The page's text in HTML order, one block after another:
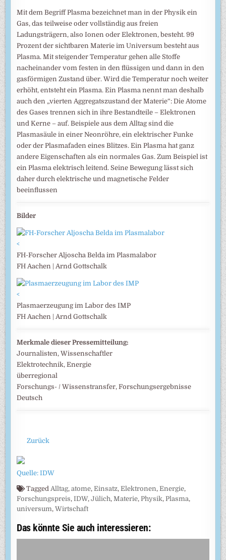
Mit dem Begriff Plasma bezeichnet man in der Physik ein
Gas, das teilweise oder vollständig aus freien
Ladungsträgern, also Ionen oder Elektronen, besteht. 99
Prozent der sichtbaren Materie im Universum besteht aus
Plasma. Mit steigender Temperatur gehen alle Stoffe
nacheinander vom festen in den flüssigen und dann in den
gasförmigen Zustand über. Wird die Temperatur noch weiter
erhöht, entsteht ein Plasma. Ein Plasma nennt man deshalb
auch den „vierten Aggregatszustand der Materie“: Die Atome
des Gases trennen sich in ihre Bestandteile – Elektronen
und Kerne – auf. Beispiele aus dem Alltag sind die
Plasmasäule in einer Neonröhre, ein elektrischer Funke
oder der Plasmafaden eines Blitzes. Ein Plasma hat ganz
andere Eigenschaften als ein normales Gas. Zum Beispiel ist
ein Plasma elektrisch leitend. Seine Bewegung lässt sich
daher durch elektrische und magnetische Felder
beeinflussen
Bilder
<
FH-Forscher Aljoscha Belda im Plasmalabor
FH Aachen | Arnd Gottschalk
<
Plasmaerzeugung im Labor des IMP
FH Aachen | Arnd Gottschalk
Merkmale dieser Pressemitteilung:
Journalisten, Wissenschaftler
Elektrotechnik, Energie
überregional
Forschungs- / Wissenstransfer, Forschungsergebnisse
Deutsch
Zurück
Quelle: IDW
TaggedAlltag,atome,Einsatz,Elektronen,Energie,
Forschungspreis,IDW,Jülich,Materie,Physik,Plasma,
universum,Wirtschaft
Das könnte Sie auch interessieren: